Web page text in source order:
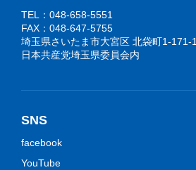
TEL：048-658-5551
FAX：048-647-5755
埼玉県さいたま市大宮区 北袋町1-171-1
日本共産党埼玉県委員会内
SNS
facebook
YouTube